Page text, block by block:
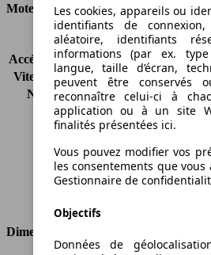
Moteur et Puissance
KW (CH)
77 kW (105
Accélération (0-100 km/h)
11.3s
Vitesse maximale (km/h)
187 km/h
Nombre de vitesses
6
Couple
290 nm
Cylindrée
1598 ccm
Carburant
Diesel
Cylindres
4
Transmission
Boîte
Dimensions
Les cookies, appareils ou
identifiants de
aléatoire, identifiants
informations (par ex.
langue, taille d’écran,
peuvent être conservés
reconnaître celui-ci à
application ou à un site
finalités présentées ici.
Vous pouvez modifier vos
les consentements que
Gestionnaire de
Objectifs
Données de